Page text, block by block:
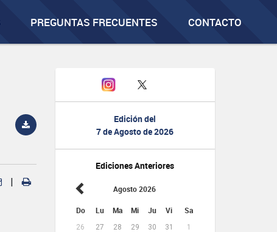
PREGUNTAS FRECUENTES CONTACTO
Edición del
7 de Agosto de 2026
Ediciones Anteriores
Agosto 2026
Do Lu Ma Mi Ju Vi Sa
26 27 28 29 30 31
1
|